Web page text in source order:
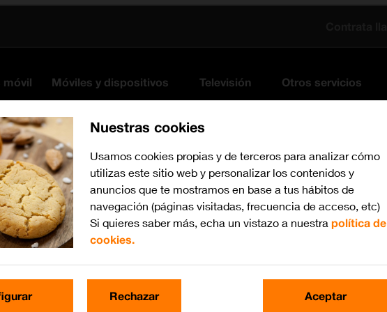
móvil Móviles y dispositivos Televisión Otros servicios
Nuestras cookies
Usamos cookies propias y de terceros para analizar cómo
utilizas este sitio web y personalizar los contenidos y
anuncios que te mostramos en base a tus hábitos de
navegación (páginas visitadas, frecuencia de acceso, etc)
Si quieres saber más, echa un vistazo a nuestra política de
cookies.
Rechazar Aceptar